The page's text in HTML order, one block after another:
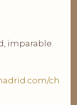
imparable.
ch